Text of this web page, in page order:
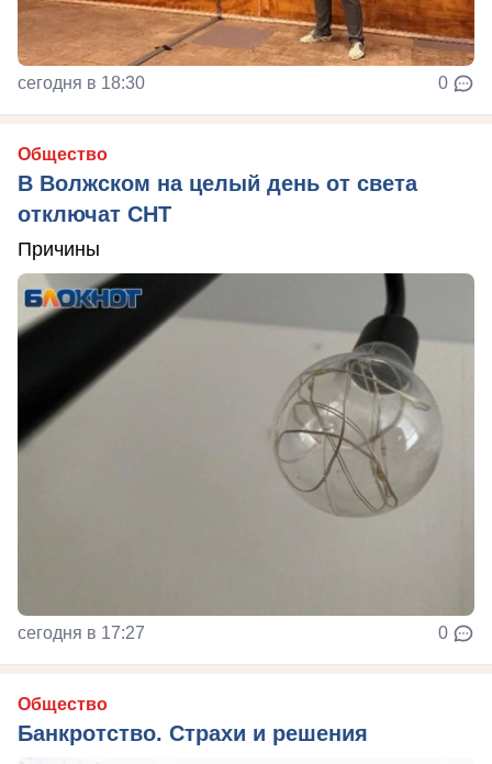
сегодня в 18:30 0
Общество
В Волжском на целый день от света
отключат СНТ
Причины
сегодня в 17:27 0
Общество
Банкротство. Страхи и решения